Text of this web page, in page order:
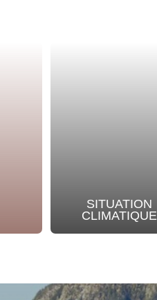
SITUATION
CLIMATIQUE